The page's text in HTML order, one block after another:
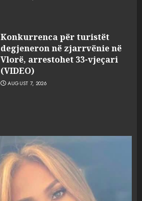
Konkurrenca për turistët
degjeneron në zjarrvënie në
Vlorë, arrestohet 33-vjeçari
(VIDEO)
AUGUST 7, 2026